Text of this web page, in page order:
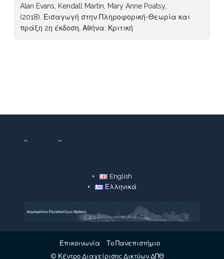
Alan Evans, Kendall Martin, Mary Anne Poatsy,
(2018). Εισαγωγή στην Πληροφορική-Θεωρία και
πράξη 2η έκδοση, Αθήνα: Κριτική
English
Ελληνικά
Επικοινωνία
Το Πανεπιστήμιο
© Κέντρο Διαχείρισης Δικτύων ΔΠΘ